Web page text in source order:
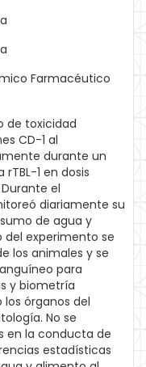
Farmacéutico
de toxicidad
CD-1 al
durante un
1 en dosis
el
diariamente su
de agua y
experimento se
los animales y se
para
y biometría
órganos del
No se
en la conducta de
estadísticas